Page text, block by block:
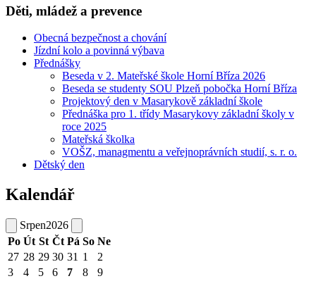
Děti, mládež a prevence
Obecná bezpečnost a chování
Jízdní kolo a povinná výbava
Přednášky
Beseda v 2. Mateřské škole Horní Bříza 2026
Beseda se studenty SOU Plzeň pobočka Horní Bříza
Projektový den v Masarykově základní škole
Přednáška pro 1. třídy Masarykovy základní školy v
roce 2025
Mateřská školka
VOŠZ, managmentu a veřejnoprávních studií, s. r. o.
Dětský den
Kalendář
Srpen2026
Po Út St Čt Pá So Ne
27 28 29 30 31 1
2
3
4 5 6 7 8
9